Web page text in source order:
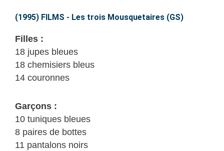
(1995) FILMS - Les trois Mousquetaires (GS)
Filles :
18 jupes bleues
18 chemisiers bleus
14 couronnes
Garçons :
10 tuniques bleues
8 paires de bottes
11 pantalons noirs
Les
Mousquetaires
(GS)